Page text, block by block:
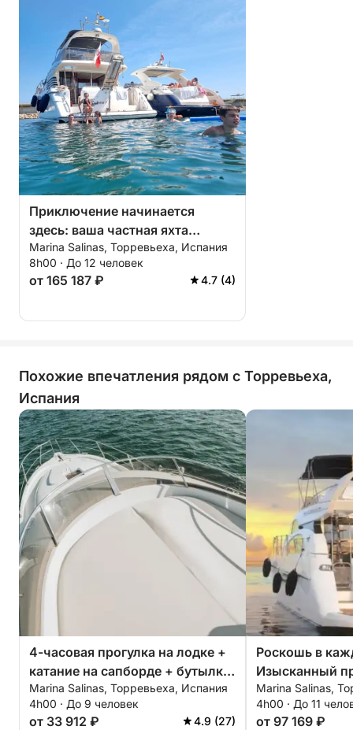
Приключение начинается
здесь: ваша частная яхта
вместимостью до 12 человек,
рассчитанная на 8 часов,
отправляется из марины
Marina Salinas, Торревьеха, Испания
8h00 · До 12 человек
от 165 187 ₽ 4.7 (4)
Похожие впечатления рядом с Торревьеха,
Испания
4-часовая прогулка на лодке +
катание на сапборде + бутылка
элитного игристого вина — ВСЕ
ВКЛЮЧЕНО
Marina Salinas, Торревьеха, Испания
4h00 · До 9 человек
от 33 912 ₽ 4.9 (27)
Роскошь в
Изысканный
круиз в
Marina Salinas,
4h00 · До 11
от 97 169 ₽